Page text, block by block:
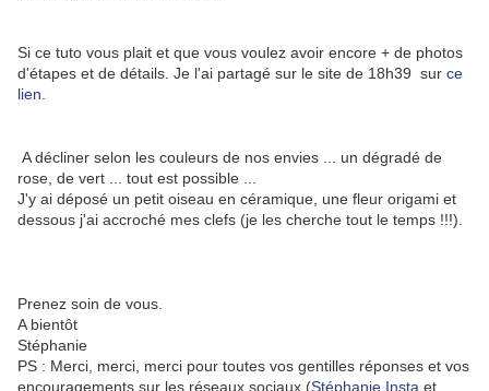
Si ce tuto vous plait et que vous voulez avoir encore + de photos
d'étapes et de détails. Je l'ai partagé sur le site de 18h39 sur ce
lien.
A décliner selon les couleurs de nos envies ... un dégradé de
rose, de vert ... tout est possible ...
J'y ai déposé un petit oiseau en céramique, une fleur origami et
dessous j'ai accroché mes clefs (je les cherche tout le temps !!!).
Prenez soin de vous.
A bientôt
Stéphanie
PS : Merci, merci, merci pour toutes vos gentilles réponses et vos
encouragements sur les réseaux sociaux (Stéphanie Insta et